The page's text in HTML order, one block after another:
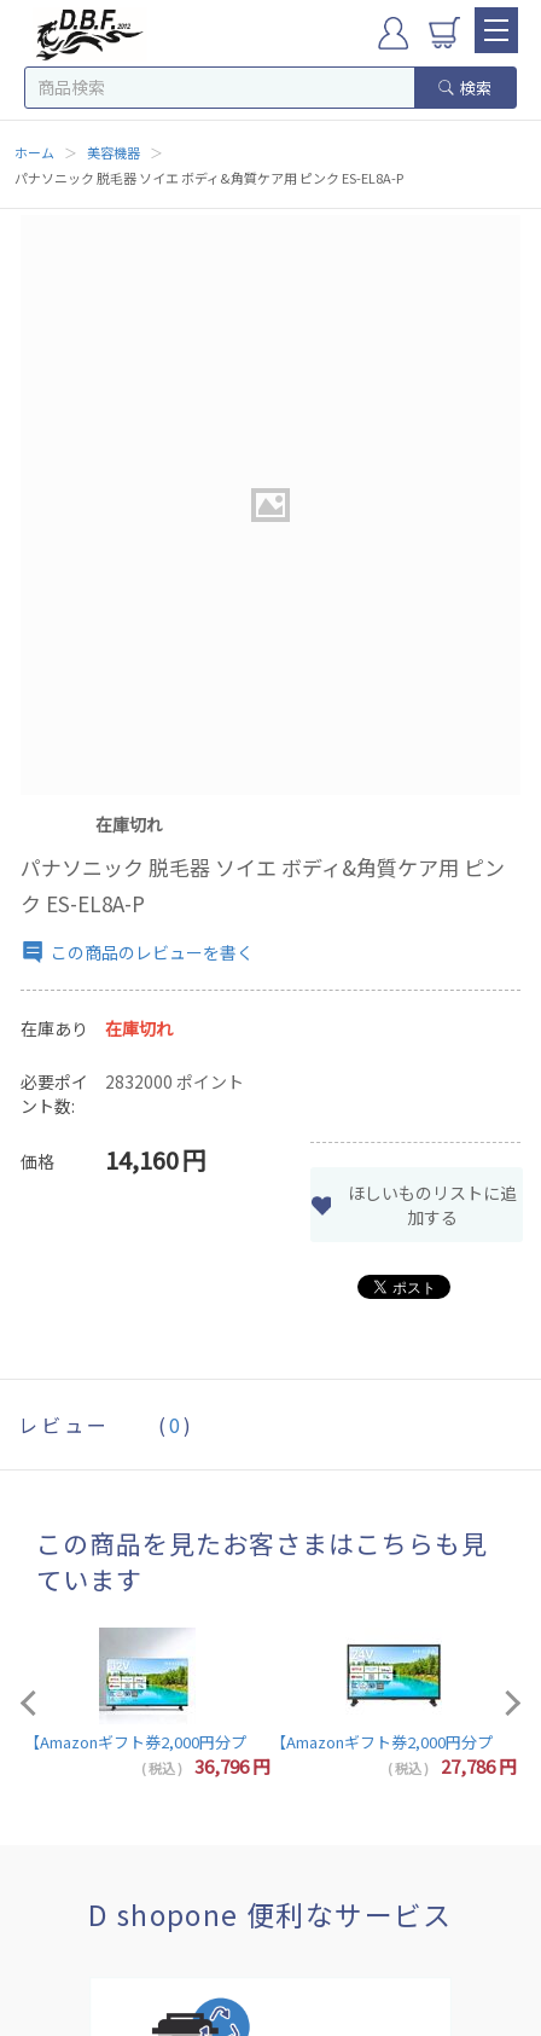
検索
ホーム ＞ 美容機器 ＞
パナソニック 脱毛器 ソイエ ボディ&角質ケア用 ピンク ES-EL8A-P
在庫切れ
パナソニック 脱毛器 ソイエ ボディ&角質ケア用 ピン
ク ES-EL8A-P
この商品のレビューを書く
在庫あり 在庫切れ
必要ポイ
ント数:
2832000 ポイント
価格 14,160円
ほしいものリストに追
加する
レビュー (0)
この商品を見たお客さまはこちらも見
ています
【Amazonギフト券2,000円分プレゼント】東芝 レグザ テレビ 32インチ
( 税込 ) 36,796円 ( 税込 ) 27,786円
D shopone 便利なサービス